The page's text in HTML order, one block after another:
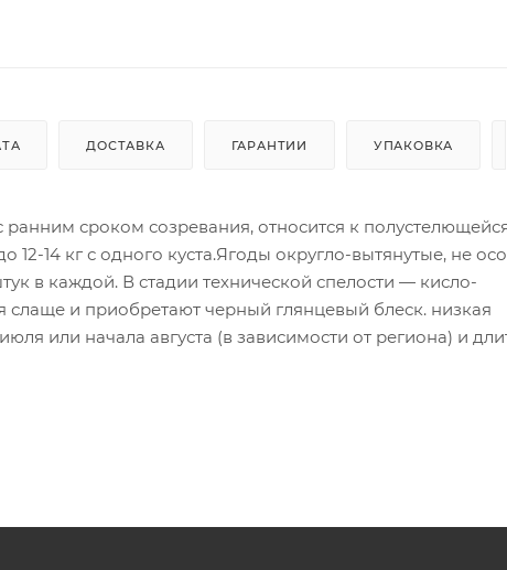
ДОСТАВКА ГАРАНТИИ УПАКОВКА
сроком созревания, относится к
14 кг с одного куста.Ягоды округло-вытянутые, не
в каждой. В стадии технической спелости — кисло-
слаще и приобретают черный глянцевый блеск. низкая
или начала августа (в зависимости от региона) и